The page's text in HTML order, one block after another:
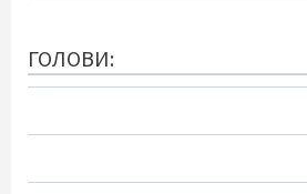
ГОЛОВИ: